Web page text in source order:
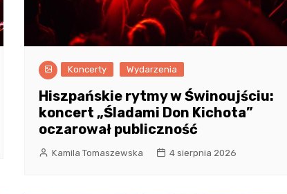
Koncerty Wydarzenia
Hiszpańskie rytmy w Świnoujściu:
koncert „Śladami Don Kichota”
oczarował publiczność
Kamila Tomaszewska 4 sierpnia 2026